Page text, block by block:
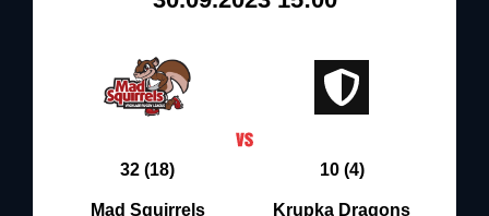
32 (18)
Mad Squirrels
10 (4)
Krupka Dragons